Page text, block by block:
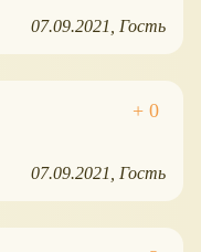
07.09.2021 Гость
07.09.2021 Гость